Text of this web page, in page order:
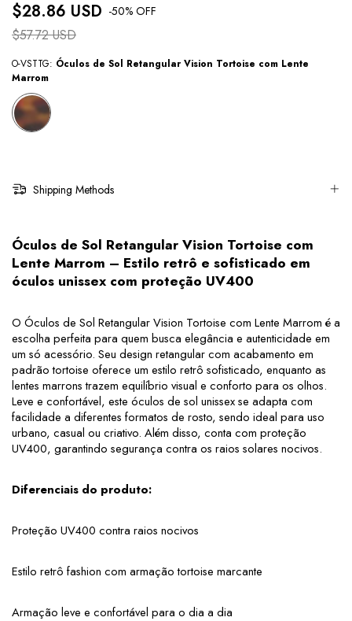
$28.86 USD -50% OFF
$57.72 USD
O-VSTTG: Óculos de Sol Retangular Vision Tortoise com Lente
Marrom
Shipping Methods
Óculos de Sol Retangular Vision Tortoise com
Lente Marrom – Estilo retrô e sofisticado em
óculos unissex com proteção UV400
O Óculos de Sol Retangular Vision Tortoise com Lente Marrom é a
escolha perfeita para quem busca elegância e autenticidade em
um só acessório. Seu design retangular com acabamento em
padrão tortoise oferece um estilo retrô sofisticado, enquanto as
lentes marrons trazem equilíbrio visual e conforto para os olhos.
Leve e confortável, este óculos de sol unissex se adapta com
facilidade a diferentes formatos de rosto, sendo ideal para uso
urbano, casual ou criativo. Além disso, conta com proteção
UV400, garantindo segurança contra os raios solares nocivos.
Diferenciais do produto:
Proteção UV400 contra raios nocivos
Estilo retrô fashion com armação tortoise marcante
Armação leve e confortável para o dia a dia